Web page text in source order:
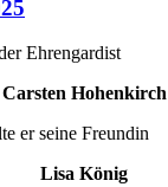
Ehrengardist
Carsten Hohenkirch
er seine Freundin
Lisa König